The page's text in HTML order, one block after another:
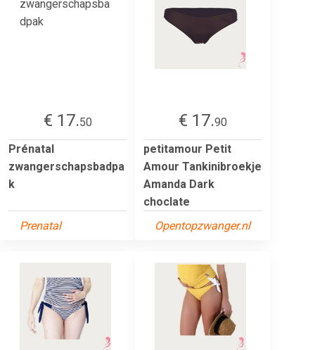
€ 17.50
Prénatal
zwangerschapsbadpa
k
Prenatal
€ 17.90
petitamour Petit
Amour Tankinibroekje
Amanda Dark
choclate
Opentopzwanger.nl